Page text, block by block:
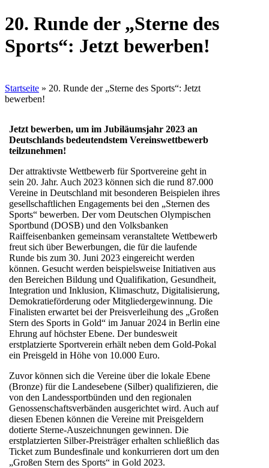
20. Runde der „Sterne des
Sports“: Jetzt bewerben!
Startseite » 20. Runde der „Sterne des Sports“: Jetzt
bewerben!
Jetzt bewerben, um im Jubiläumsjahr 2023 an
Deutschlands bedeutendstem Vereinswettbewerb
teilzunehmen!
Der attraktivste Wettbewerb für Sportvereine geht in
sein 20. Jahr. Auch 2023 können sich die rund 87.000
Vereine in Deutschland mit besonderen Beispielen ihres
gesellschaftlichen Engagements bei den „Sternen des
Sports“ bewerben. Der vom Deutschen Olympischen
Sportbund (DOSB) und den Volksbanken
Raiffeisenbanken gemeinsam veranstaltete Wettbewerb
freut sich über Bewerbungen, die für die laufende
Runde bis zum 30. Juni 2023 eingereicht werden
können. Gesucht werden beispielsweise Initiativen aus
den Bereichen Bildung und Qualifikation, Gesundheit,
Integration und Inklusion, Klimaschutz, Digitalisierung,
Demokratieförderung oder Mitgliedergewinnung. Die
Finalisten erwartet bei der Preisverleihung des „Großen
Stern des Sports in Gold“ im Januar 2024 in Berlin eine
Ehrung auf höchster Ebene. Der bundesweit
erstplatzierte Sportverein erhält neben dem Gold-Pokal
ein Preisgeld in Höhe von 10.000 Euro.
Zuvor können sich die Vereine über die lokale Ebene
(Bronze) für die Landesebene (Silber) qualifizieren, die
von den Landessportbünden und den regionalen
Genossenschaftsverbänden ausgerichtet wird. Auch auf
diesen Ebenen können die Vereine mit Preisgeldern
dotierte Sterne-Auszeichnungen gewinnen. Die
erstplatzierten Silber-Preisträger erhalten schließlich das
Ticket zum Bundesfinale und konkurrieren dort um den
„Großen Stern des Sports“ in Gold 2023.